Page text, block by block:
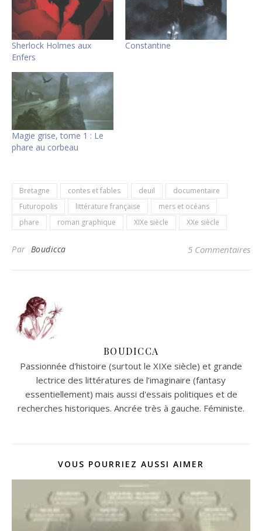
Sherlock Holmes aux
Enfers
Constantine
Magie grise, tome 1 : Le
phare au corbeau
Bretagne contes et fables deuil
documentaire
Futuropolis
littérature française
mers et océans
phare
roman graphique XIXe siècle XXe siècle
Par Boudicca 5 Commentaires
BOUDICCA
Passionnée d'histoire (surtout le XIXe siècle) et grande
lectrice des littératures de l’imaginaire (fantasy
essentiellement) mais aussi d'essais politiques et de
recherches historiques. Ancrée très à gauche. Féministe.
VOUS POURRIEZ AUSSI AIMER